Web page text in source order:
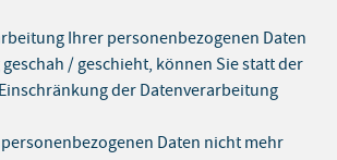
Ihrer personenbezogenen Daten
/ geschieht, können Sie statt der
der Datenverarbeitung
Daten nicht mehr